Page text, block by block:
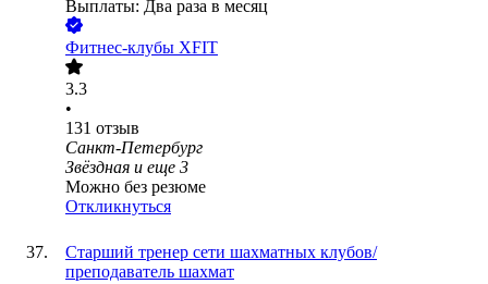
Выплаты: Два раза в месяц
Фитнес-клубы XFIT
3.3
•
131 отзыв
Санкт-Петербург
Звёздная и еще 3
Можно без резюме
Откликнуться
Старший тренер сети шахматных клубов/
преподаватель шахмат